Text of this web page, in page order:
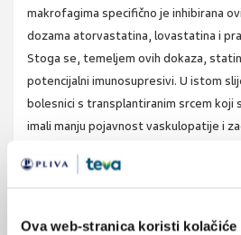
Ova web-stranica koristi kolačiće
makrofagima specifično je inhibirana
dozama atorvastatina, lovastatina i
Stoga se, temeljem ovih dokaza,
potencijalni imunosupresivi. U istom
bolesnici s transplantiranim srcem koji
imali manju pojavnost vaskulopatije i
transplantiranim bolesnicima u
imunomodulatornom/